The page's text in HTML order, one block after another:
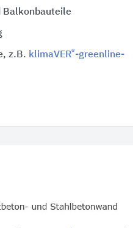
Balkonbauteile
z.B. klimaVER®-greenline-